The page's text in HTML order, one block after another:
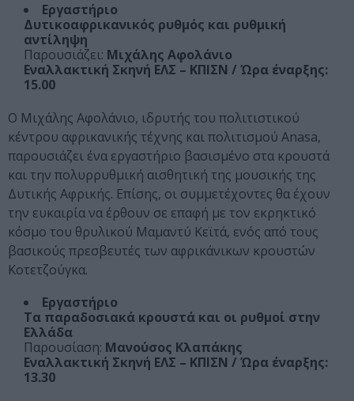
Εργαστήριο
Δυτικοαφρικανικός ρυθμός και ρυθμική
αντίληψη
Παρουσιάζει: Μιχάλης Αφολάνιο
Εναλλακτική Σκηνή ΕΛΣ – ΚΠΙΣΝ / Ώρα έναρξης:
15.00
Ο Μιχάλης Αφολάνιο, ιδρυτής του πολιτιστικού
κέντρου αφρικανικής τέχνης και πολιτισμού Anasa,
παρουσιάζει ένα εργαστήριο βασισμένο στα κρουστά
και την πολυρρυθμική αισθητική της μουσικής της
Δυτικής Αφρικής. Επίσης, οι συμμετέχοντες θα έχουν
την ευκαιρία να έρθουν σε επαφή με τον εκρηκτικό
κόσμο του θρυλικού Μαμαντύ Κεϊτά, ενός από τους
βασικούς πρεσβευτές των αφρικάνικων κρουστών
Κοτετζούγκα.
Εργαστήριο
Τα παραδοσιακά κρουστά και οι ρυθμοί στην
Ελλάδα
Παρουσίαση: Μανούσος Κλαπάκης
Εναλλακτική Σκηνή ΕΛΣ – ΚΠΙΣΝ / Ώρα έναρξης:
13.30